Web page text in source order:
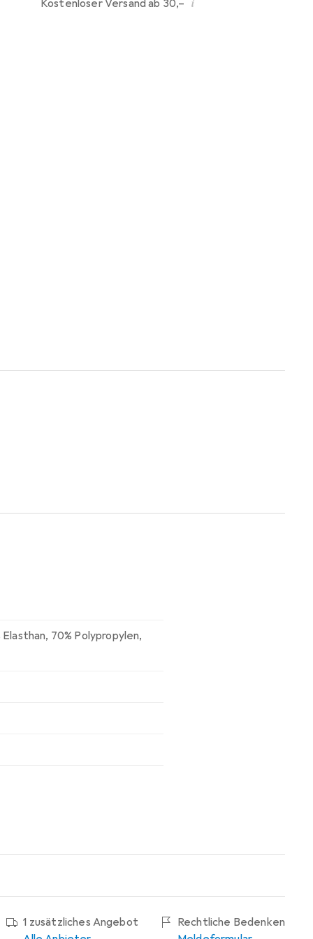
Kostenloser Versand ab 30,–
Elasthan, 70% Polypropylen,
1 zusätzliches Angebot
Rechtliche Bedenken